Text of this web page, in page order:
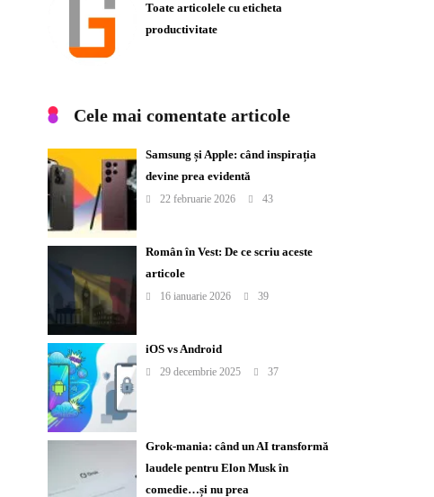
Toate articolele cu eticheta
productivitate
Cele mai comentate articole
Samsung și Apple: când inspirația
devine prea evidentă
22 februarie 2026 43
Român în Vest: De ce scriu aceste
articole
16 ianuarie 2026 39
iOS vs Android
29 decembrie 2025 37
Grok-mania: când un AI transformă
laudele pentru Elon Musk în
comedie…și nu prea